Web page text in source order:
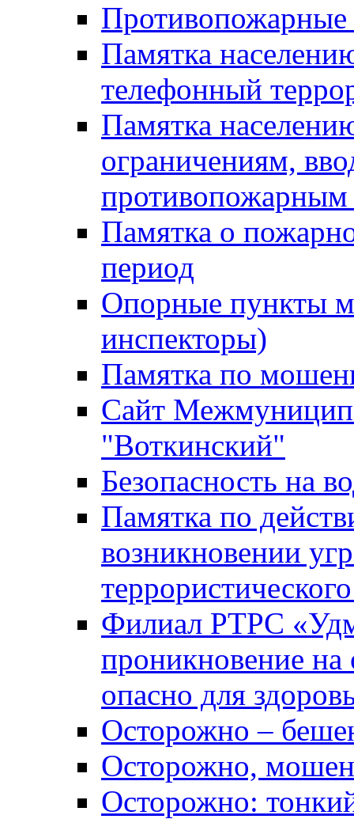
Противопожарные
Памятка
телефонный
Памятка
ограничениям,
Памятка о
период
Опорные пункты
инспекторы)
Памятка по
Сайт
"Воткинский"
Безопасность на
Памятка по
возникновении
Филиал РТРС
проникновение на
опасно для
Осторожно –
Осторожно,
Осторожно: